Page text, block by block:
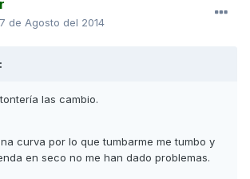
7 de Agosto del 2014
las cambio.
curva por lo que tumbarme me tumbo y
en seco no me han dado problemas.